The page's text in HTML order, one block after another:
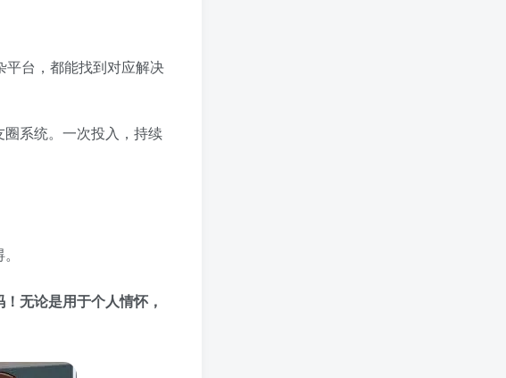
平台，都能找到对应解决
系统。一次投入，持续
无论是用于个人情怀，